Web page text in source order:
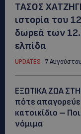
ΤΑΣΟΣ
ιστορία του
δωρεά των
ελπίδα
UPDATES 7
ΕΞΩΤΙΚΑ ΖΩΑ
πότε
κατοικίδιο –
νόμιμα